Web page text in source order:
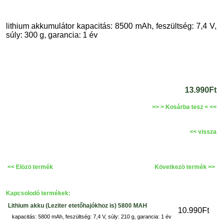
lithium akkumulátor kapacitás: 8500 mAh, feszültség: 7,4 V,
súly: 300 g, garancia: 1 év
13.990Ft
>> > Kosárba tesz < <<
<< vissza
<< Elözö termék Következö termék >>
Kapcsolodó termékek:
Lithium akku (Leziter etetőhajókhoz is) 5800 MAH
10.990Ft
kapacitás: 5800 mAh, feszültség: 7,4 V, súly: 210 g, garancia: 1 év